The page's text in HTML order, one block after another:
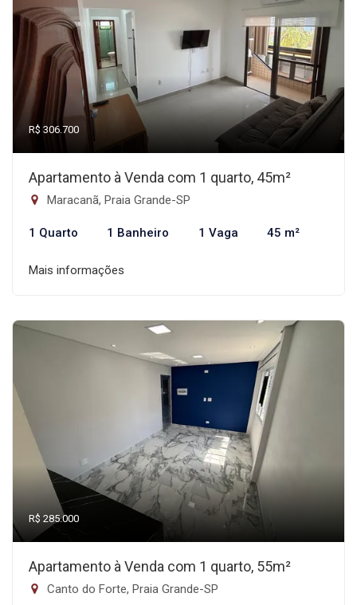
R$ 306.700
Apartamento à Venda com 1 quarto, 45m²
Maracanã, Praia Grande-SP
1 Quarto 1 Banheiro 1 Vaga 45 m²
Mais informações
R$ 285.000
Apartamento à Venda com 1 quarto, 55m²
Canto do Forte, Praia Grande-SP